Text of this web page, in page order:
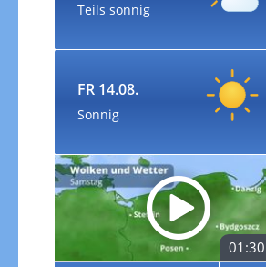
Teils sonnig
FR 14.08.
Sonnig